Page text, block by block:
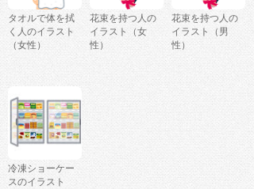
タオルで体を拭
く人のイラスト
（女性）
花束を持つ人の
イラスト（女
性）
花束を持つ人の
イラスト（男
性）
冷凍ショーケー
スのイラスト